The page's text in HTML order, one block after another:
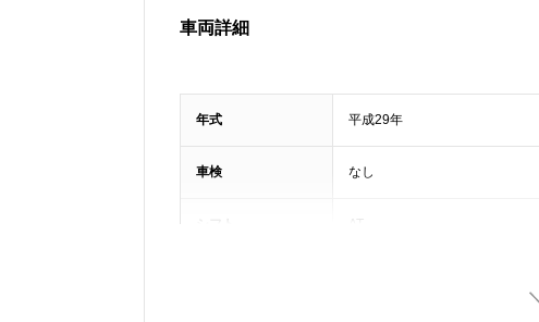
車両詳細
年式 平成29年
車検 なし
AT